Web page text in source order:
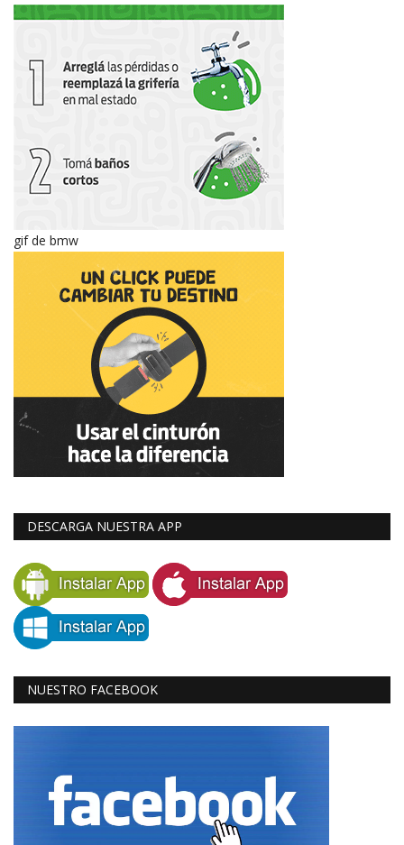
gif de bmw
DESCARGA NUESTRA APP
NUESTRO FACEBOOK